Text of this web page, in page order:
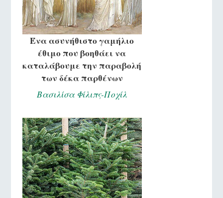
Ένα ασυνήθιστο γαμήλιο
έθιμο που βοηθάει να
καταλάβουμε την παραβολή
των δέκα παρθένων
Βασιλίσα Φίλιπς-Ποχίλ